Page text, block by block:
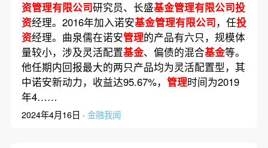
资管理有限公司研究员、长盛基金管理有限公司投
资经理。2016年加入诺安基金管理有限公司，任投
资经理。曲泉儒在诺安管理的产品有六只，规模体
量较小，涉及灵活配置基金、偏债的混合基金等。
他任期内回报最大的两只产品均为灵活配置型，其
中诺安新动力，收益达95.67%， 管理时间为2019
年4……
2024年4月16日 · 金融我闻